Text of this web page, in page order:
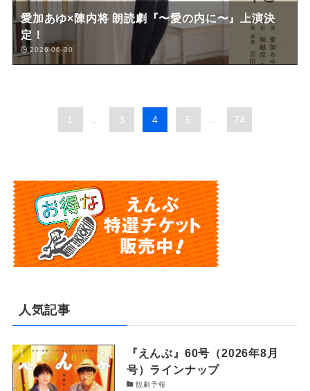
愛加あゆ×陳内将 朗読劇『〜愛の内に〜』上演決
定！
2026-06-30
1 3 4 5 74
人気記事
『えんぶ』60号（2026年8月
号）ラインナップ
観劇予報